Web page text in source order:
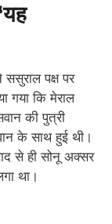
पक्ष पर
गया कि मेराल
की पुत्री
के साथ हुई थी।
से ही सोनू अक्सर
था।